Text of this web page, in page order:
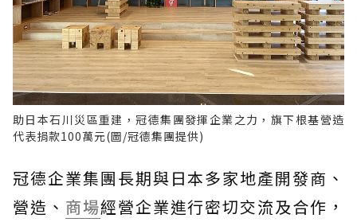
助日本石川災區重建，冠德集團發揮企業之力，旗下根基營造
代表捐款100萬元(圖/冠德集團提供)
冠德企業集團長期與日本多家地產開發商、
營造、 商場經營企業進行密切交流及合作，